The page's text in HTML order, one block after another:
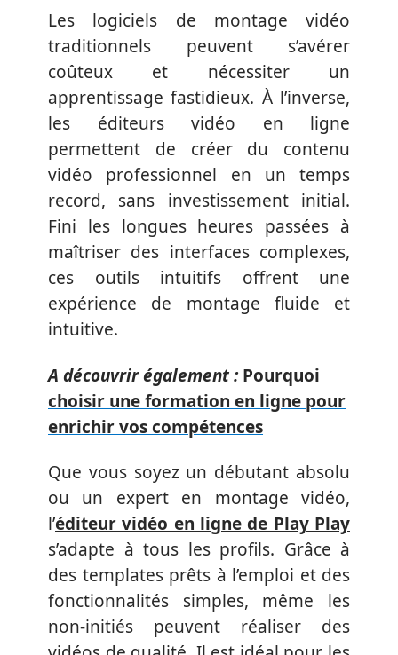
Les logiciels de montage vidéo
traditionnels peuvent s’avérer
coûteux et nécessiter un
apprentissage fastidieux. À l’inverse,
les éditeurs vidéo en ligne
permettent de créer du contenu
vidéo professionnel en un temps
record, sans investissement initial.
Fini les longues heures passées à
maîtriser des interfaces complexes,
ces outils intuitifs offrent une
expérience de montage fluide et
intuitive.
A découvrir également : Pourquoi
choisir une formation en ligne pour
enrichir vos compétences
Que vous soyez un débutant absolu
ou un expert en montage vidéo,
l’éditeur vidéo en ligne de Play Play
s’adapte à tous les profils. Grâce à
des templates prêts à l’emploi et des
fonctionnalités simples, même les
non-initiés peuvent réaliser des